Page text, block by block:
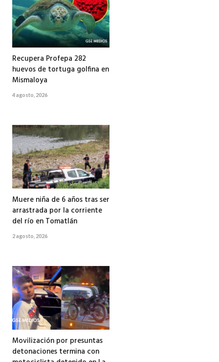
Recupera Profepa 282
huevos de tortuga golfina en
Mismaloya
4 agosto, 2026
Muere niña de 6 años tras ser
arrastrada por la corriente
del río en Tomatlán
2 agosto, 2026
Movilización por presuntas
detonaciones termina con